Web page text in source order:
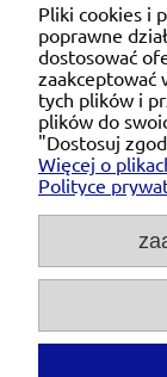
Michał
28d/5, 71-
Pliki cookies i
poprawne
dostosować
zaakceptować
tych plików i
plików do
"Dostosuj
Więcej o
Polityce